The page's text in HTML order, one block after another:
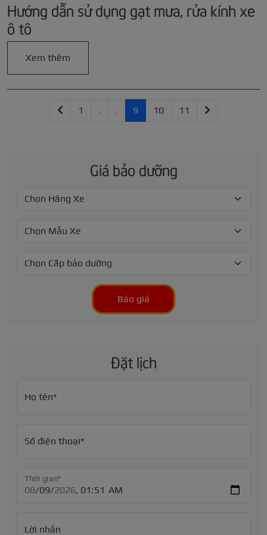
Hướng dẫn sử dụng gạt mưa, rửa kính xe
ô tô
Xem thêm
1 . . 9 10 11
Giá bảo dưỡng
Báo giá
Đặt lịch
Họ tên*
Số điện thoại*
Thời gian*
Lời nhắn